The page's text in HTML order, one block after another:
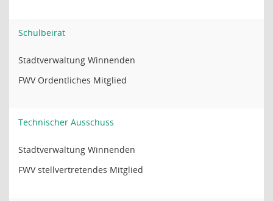
Schulbeirat
Stadtverwaltung Winnenden
FWV Ordentliches Mitglied
Technischer Ausschuss
Stadtverwaltung Winnenden
FWV stellvertretendes Mitglied